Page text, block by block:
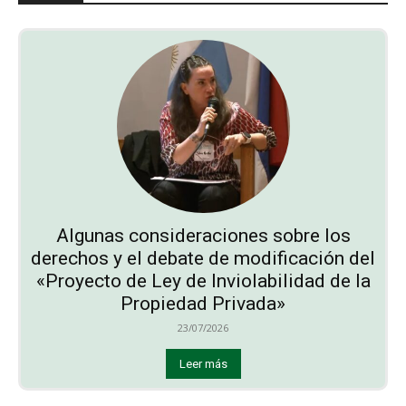
Algunas consideraciones sobre los
derechos y el debate de modificación del
«Proyecto de Ley de Inviolabilidad de la
Propiedad Privada»
23/07/2026
Leer más